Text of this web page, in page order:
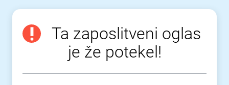
Ta zaposlitveni oglas
je že potekel!